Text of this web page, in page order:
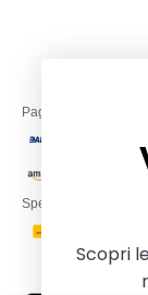
Paga con
Spediamo con
Scopri